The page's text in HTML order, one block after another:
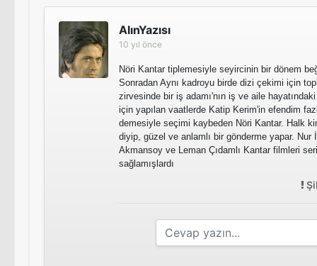
AlınYazısı
10 yıl önce
Nöri Kantar tiplemesiyle seyircinin bir dönem
Sonradan Aynı kadroyu birde dizi çekimi için
zirvesinde bir iş adamı'nın iş ve aile
için yapılan vaatlerde Katip Kerim'in efendim
demesiyle seçimi kaybeden Nöri Kantar. Halk
diyip, güzel ve anlamlı bir gönderme yapar. Nur
Akmansoy ve Leman Çıdamlı Kantar filmleri
sağlamışlardı